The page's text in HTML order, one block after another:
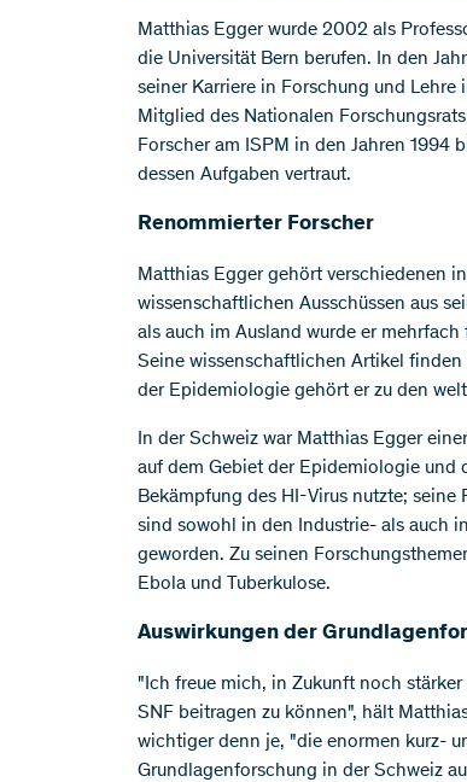
Matthias Egger wurde 2002 als
die Universität Bern berufen. In den
seiner Karriere in Forschung und
Mitglied des Nationalen
Forscher am ISPM in den Jahren 1994
dessen Aufgaben vertraut.
Renommierter Forscher
Matthias Egger gehört verschiedenen
wissenschaftlichen Ausschüssen aus
als auch im Ausland wurde er
Seine wissenschaftlichen Artikel
der Epidemiologie gehört er zu den
In der Schweiz war Matthias Egger
auf dem Gebiet der Epidemiologie und
Bekämpfung des HI-Virus nutzte;
sind sowohl in den Industrie- als auch
geworden. Zu seinen
Ebola und Tuberkulose.
Auswirkungen der
"Ich freue mich, in Zukunft noch
SNF beitragen zu können", hält
wichtiger denn je, "die enormen kurz-
Grundlagenforschung in der Schweiz